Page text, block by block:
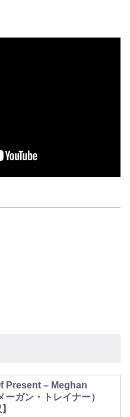
Present – Meghan
ガン・トレイナー）